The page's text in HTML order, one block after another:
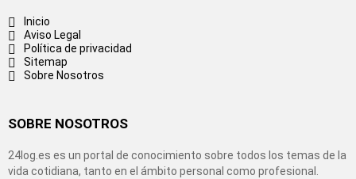
Inicio
Aviso Legal
Política de privacidad
Sitemap
Sobre Nosotros
SOBRE NOSOTROS
24log.es es un portal de conocimiento sobre todos los temas de la
vida cotidiana, tanto en el ámbito personal como profesional.